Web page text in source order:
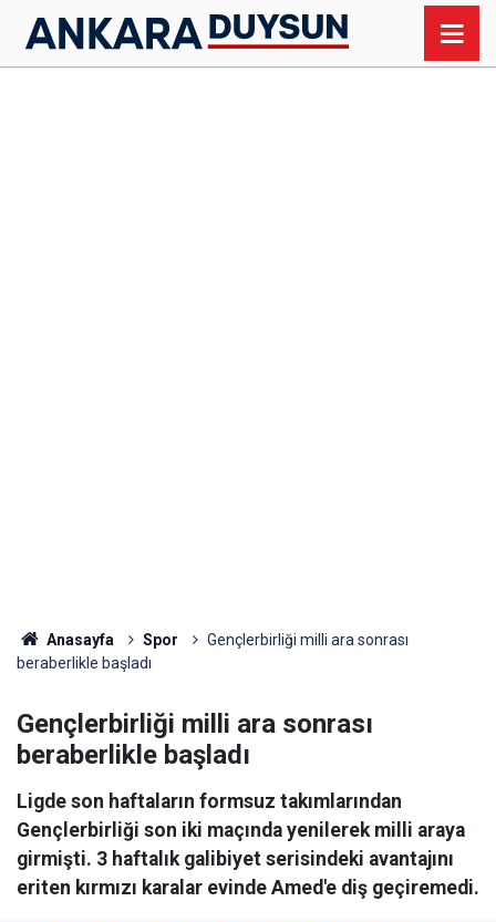
Anasayfa Spor
Gençlerbirliği milli ara sonrası
beraberlikle başladı
Gençlerbirliği milli ara sonrası
beraberlikle başladı
Ligde son haftaların formsuz takımlarından
Gençlerbirliği son iki maçında yenilerek milli araya
girmişti. 3 haftalık galibiyet serisindeki avantajını
eriten kırmızı karalar evinde Amed'e diş geçiremedi.